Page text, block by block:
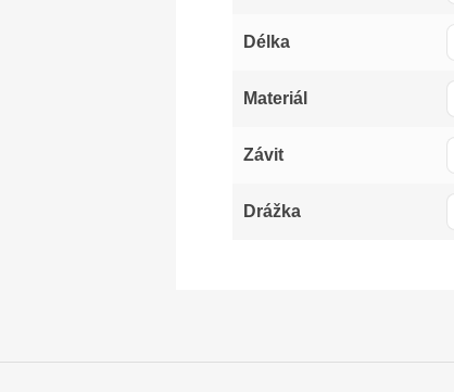
Délka
Materiál
Závit
Drážka